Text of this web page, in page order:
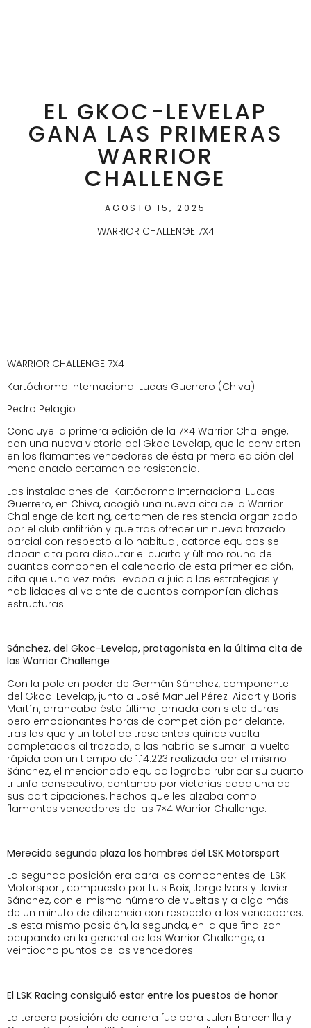
EL GKOC-LEVELAP
GANA LAS PRIMERAS
WARRIOR
CHALLENGE
AGOSTO 15, 2025
WARRIOR CHALLENGE 7X4
WARRIOR CHALLENGE 7X4
Kartódromo Internacional Lucas Guerrero (Chiva)
Pedro Pelagio
Concluye la primera edición de la 7×4 Warrior Challenge,
con una nueva victoria del Gkoc Levelap, que le convierten
en los flamantes vencedores de ésta primera edición del
mencionado certamen de resistencia.
Las instalaciones del Kartódromo Internacional Lucas
Guerrero, en Chiva, acogió una nueva cita de la Warrior
Challenge de karting, certamen de resistencia organizado
por el club anfitrión y que tras ofrecer un nuevo trazado
parcial con respecto a lo habitual, catorce equipos se
daban cita para disputar el cuarto y último round de
cuantos componen el calendario de esta primer edición,
cita que una vez más llevaba a juicio las estrategias y
habilidades al volante de cuantos componían dichas
estructuras.
Sánchez, del Gkoc-Levelap, protagonista en la última cita de
las Warrior Challenge
Con la pole en poder de Germán Sánchez, componente
del Gkoc-Levelap, junto a José Manuel Pérez-Aicart y Boris
Martín, arrancaba ésta última jornada con siete duras
pero emocionantes horas de competición por delante,
tras las que y un total de trescientas quince vuelta
completadas al trazado, a las habría se sumar la vuelta
rápida con un tiempo de 1.14.223 realizada por el mismo
Sánchez, el mencionado equipo lograba rubricar su cuarto
triunfo consecutivo, contando por victorias cada una de
sus participaciones, hechos que les alzaba como
flamantes vencedores de las 7×4 Warrior Challenge.
Merecida segunda plaza los hombres del LSK Motorsport
La segunda posición era para los componentes del LSK
Motorsport, compuesto por Luis Boix, Jorge Ivars y Javier
Sánchez, con el mismo número de vueltas y a algo más
de un minuto de diferencia con respecto a los vencedores.
Es esta mismo posición, la segunda, en la que finalizan
ocupando en la general de las Warrior Challenge, a
veintiocho puntos de los vencedores.
El LSK Racing consiguió estar entre los puestos de honor
La tercera posición de carrera fue para Julen Barcenilla y